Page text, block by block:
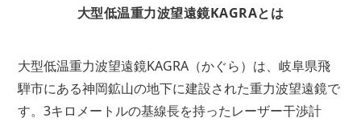
大型低温重力波望遠鏡KAGRAとは
大型低温重力波望遠鏡KAGRA（かぐら）は、岐阜県飛
騨市にある神岡鉱山の地下に建設された重力波望遠鏡で
す。3キロメートルの基線長を持ったレーザー干渉計